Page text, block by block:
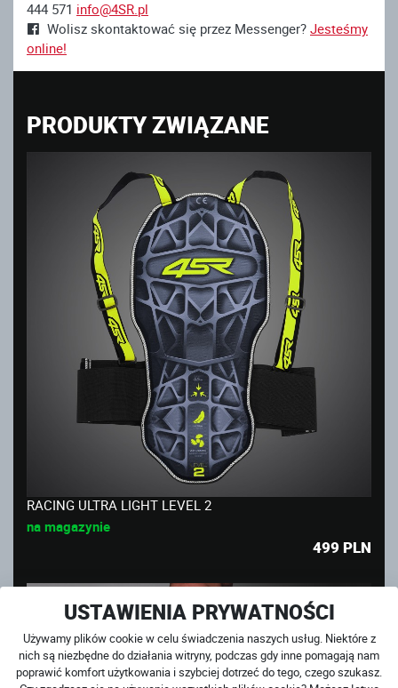
USTAWIENIA PRYWATNOŚCI
Używamy plików cookie w celu świadczenia naszych usług. Niektóre z
nich są niezbędne do działania witryny, podczas gdy inne pomagają nam
poprawić komfort użytkowania i szybciej dotrzeć do tego, czego szukasz.
444 571 info@4SR.pl
Wolisz skontaktować się przez Messenger? Jesteśmy
online!
PRODUKTY ZWIĄZANE
RACING ULTRA LIGHT LEVEL 2
na magazynie
499 PLN